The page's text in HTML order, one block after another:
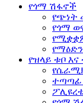
የጎማ ሽፋኖች
የጭነት
የጎማ
የዝላይ ቱቦ እና
ተጣጣፊ